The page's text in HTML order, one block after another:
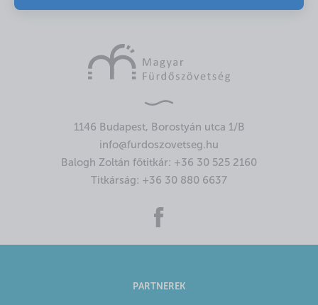
1146 Budapest, Borostyán utca 1/B
info@furdoszovetseg.hu
Balogh Zoltán főtitkár: +36 30 525 2160
Titkárság: +36 30 880 6637
PARTNEREK